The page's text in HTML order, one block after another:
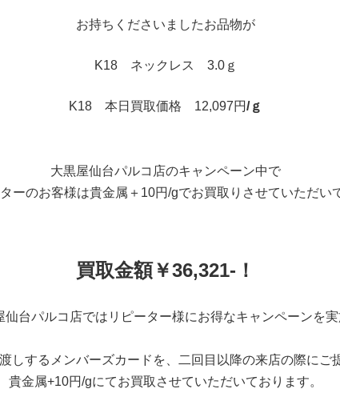
お持ちくださいましたお品物が
K18 ネックレス 3.0ｇ
K18 本日買取価格 12,097円/ｇ
大黒屋仙台パルコ店のキャンペーン中で
ーのお客様は貴金属＋10円/gでお買取りさせていただい
買取金額￥36,321-！
仙台パルコ店ではリピーター様にお得なキャンペーンを実
しするメンバーズカードを、二回目以降の来店の際にご
貴金属+10円/gにてお買取させていただいております。